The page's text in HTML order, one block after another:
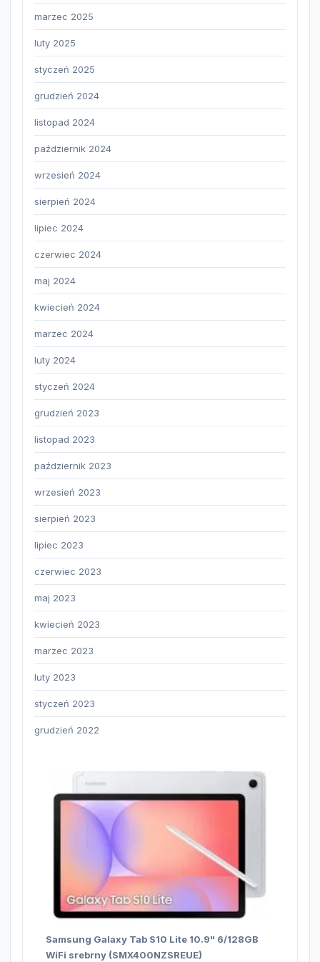
marzec 2025
luty 2025
styczeń 2025
grudzień 2024
listopad 2024
październik 2024
wrzesień 2024
sierpień 2024
lipiec 2024
czerwiec 2024
maj 2024
kwiecień 2024
marzec 2024
luty 2024
styczeń 2024
grudzień 2023
listopad 2023
październik 2023
wrzesień 2023
sierpień 2023
lipiec 2023
czerwiec 2023
maj 2023
kwiecień 2023
marzec 2023
luty 2023
styczeń 2023
grudzień 2022
Samsung Galaxy Tab S10 Lite 10.9" 6/128GB
WiFi srebrny (SMX400NZSREUE)